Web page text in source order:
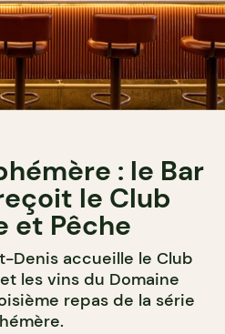
: le Bar
le Club
et Pêche
Denis accueille le Club
les vins du Domaine
repas de la série